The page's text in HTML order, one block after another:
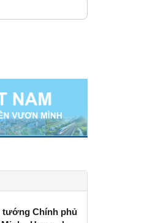
tướng Chính phủ